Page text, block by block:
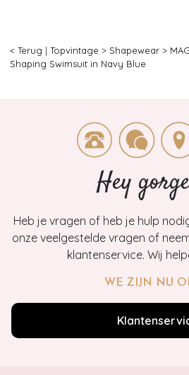
< Terug | Topvintage > Shapewear >
Shaping Swimsuit in Navy Blue
Hey
Heb je vragen of heb je hulp
onze veelgestelde vragen of
klantenservice. Wij
WE ZIJN NU